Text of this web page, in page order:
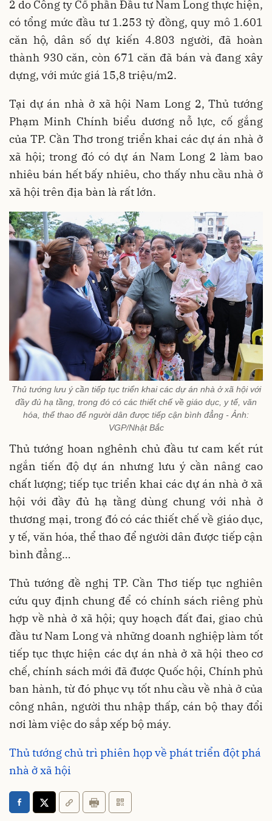
2 do Công ty Cổ phần Đầu tư Nam Long thực hiện,
có tổng mức đầu tư 1.253 tỷ đồng, quy mô 1.601
căn hộ, dân số dự kiến 4.803 người, đã hoàn
thành 930 căn, còn 671 căn đã bán và đang xây
dựng, với mức giá 15,8 triệu/m2.
Tại dự án nhà ở xã hội Nam Long 2, Thủ tướng
Phạm Minh Chính biểu dương nỗ lực, cố gắng
của TP. Cần Thơ trong triển khai các dự án nhà ở
xã hội; trong đó có dự án Nam Long 2 làm bao
nhiêu bán hết bấy nhiêu, cho thấy nhu cầu nhà ở
xã hội trên địa bàn là rất lớn.
Thủ tướng lưu ý cần tiếp tục triển khai các dự án nhà ở xã hội với
đầy đủ hạ tầng, trong đó có các thiết chế về giáo dục, y tế, văn
hóa, thể thao để người dân được tiếp cận bình đẳng - Ảnh:
VGP/Nhật Bắc
Thủ tướng hoan nghênh chủ đầu tư cam kết rút
ngắn tiến độ dự án nhưng lưu ý cần nâng cao
chất lượng; tiếp tục triển khai các dự án nhà ở xã
hội với đầy đủ hạ tầng dùng chung với nhà ở
thương mại, trong đó có các thiết chế về giáo dục,
y tế, văn hóa, thể thao để người dân được tiếp cận
bình đẳng…
Thủ tướng đề nghị TP. Cần Thơ tiếp tục nghiên
cứu quy định chung để có chính sách riêng phù
hợp về nhà ở xã hội; quy hoạch đất đai, giao chủ
đầu tư Nam Long và những doanh nghiệp làm tốt
tiếp tục thực hiện các dự án nhà ở xã hội theo cơ
chế, chính sách mới đã được Quốc hội, Chính phủ
ban hành, từ đó phục vụ tốt nhu cầu về nhà ở của
công nhân, người thu nhập thấp, cán bộ thay đổi
nơi làm việc do sắp xếp bộ máy.
Thủ tướng chủ trì phiên họp về phát triển đột phá
nhà ở xã hội